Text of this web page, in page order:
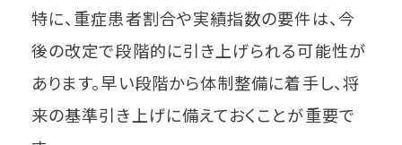
特に、重症患者割合や実績指数の要件は、今
後の改定で段階的に引き上げられる可能性が
あります。早い段階から体制整備に着手し、将
来の基準引き上げに備えておくことが重要で